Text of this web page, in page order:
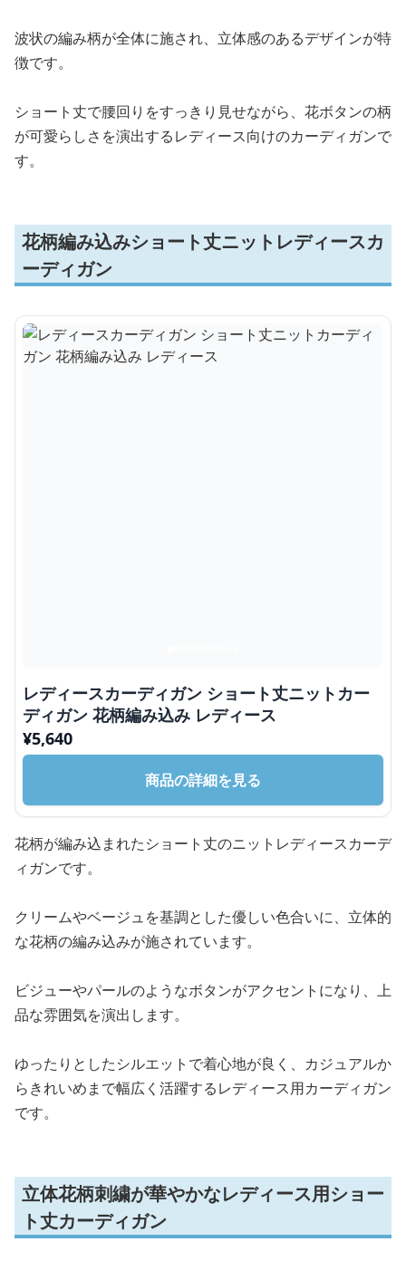
波状の編み柄が全体に施され、立体感のあるデザインが特
徴です。
ショート丈で腰回りをすっきり見せながら、花ボタンの柄
が可愛らしさを演出するレディース向けのカーディガンで
す。
花柄編み込みショート丈ニットレディースカ
ーディガン
レディースカーディガン ショート丈ニットカー
ディガン 花柄編み込み レディース
¥5,640
商品の詳細を見る
花柄が編み込まれたショート丈のニットレディースカーデ
ィガンです。
クリームやベージュを基調とした優しい色合いに、立体的
な花柄の編み込みが施されています。
ビジューやパールのようなボタンがアクセントになり、上
品な雰囲気を演出します。
ゆったりとしたシルエットで着心地が良く、カジュアルか
らきれいめまで幅広く活躍するレディース用カーディガン
です。
立体花柄刺繍が華やかなレディース用ショー
ト丈カーディガン